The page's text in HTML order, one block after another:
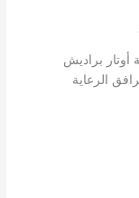
أوتار براديش
الرعاية